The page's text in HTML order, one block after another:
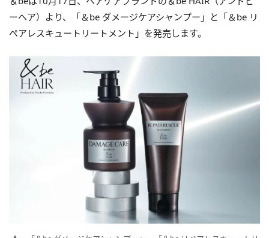
ーヘア）より、「＆be ダメージケアシャンプー」と「＆be リ
ペアレスキュートリートメント」を発売します。